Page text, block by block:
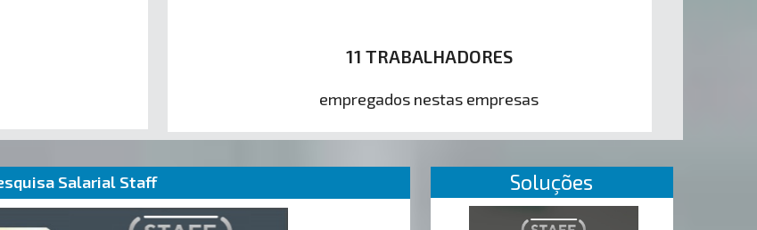
11 TRABALHADORES
empregados nestas empresas
Salarial Staff Soluções